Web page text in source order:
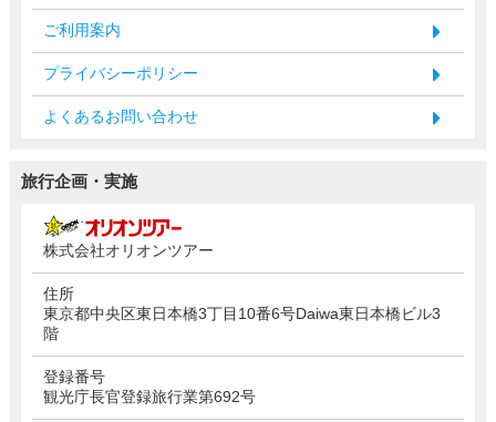
ご利用案内
プライバシーポリシー
よくあるお問い合わせ
旅行企画・実施
株式会社オリオンツアー
住所
東京都中央区東日本橋3丁目10番6号Daiwa東日本橋ビル3
階
登録番号
観光庁長官登録旅行業第692号